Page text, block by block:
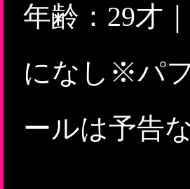
年齢：29才
になし※パ
ールは予告